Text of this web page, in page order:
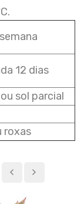
12 dias
sol parcial
roxas